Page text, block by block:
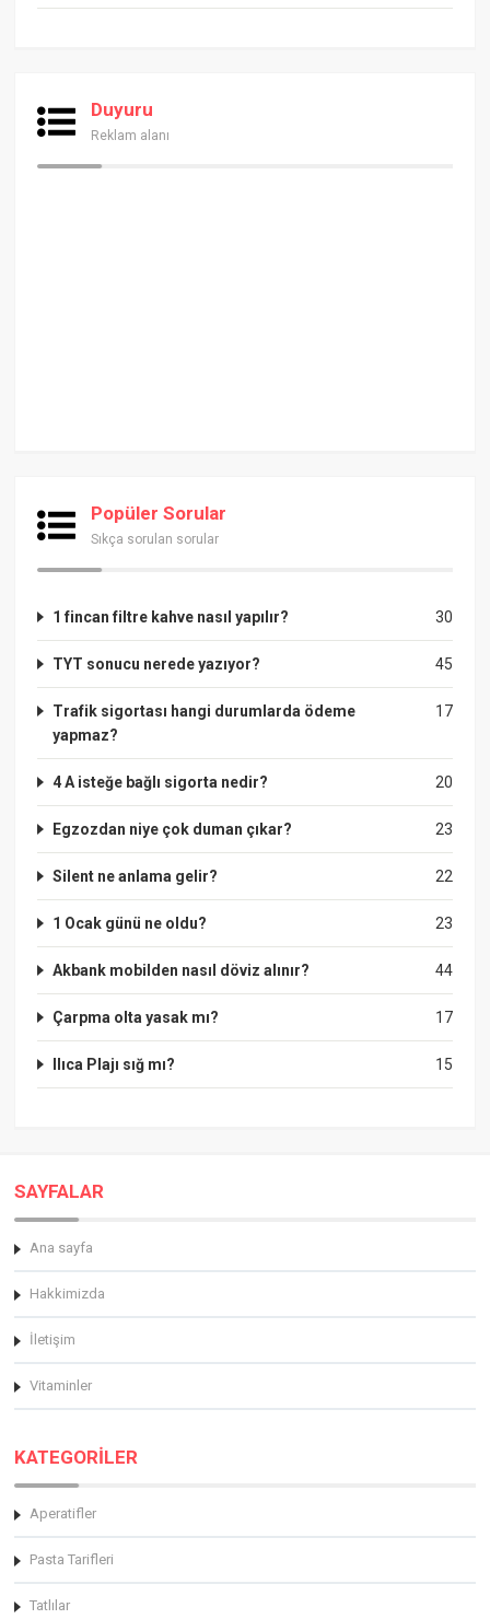
Duyuru
Reklam alanı
Popüler Sorular
Sıkça sorulan sorular
30
1 fincan filtre kahve nasıl yapılır?
45
TYT sonucu nerede yazıyor?
17
Trafik sigortası hangi durumlarda ödeme
yapmaz?
20
4 A isteğe bağlı sigorta nedir?
23
Egzozdan niye çok duman çıkar?
22
Silent ne anlama gelir?
23
1 Ocak günü ne oldu?
44
Akbank mobilden nasıl döviz alınır?
17
Çarpma olta yasak mı?
15
Ilıca Plajı sığ mı?
SAYFALAR
Ana sayfa
Hakkimizda
İletişim
Vitaminler
KATEGORİLER
Aperatifler
Pasta Tarifleri
Tatlılar